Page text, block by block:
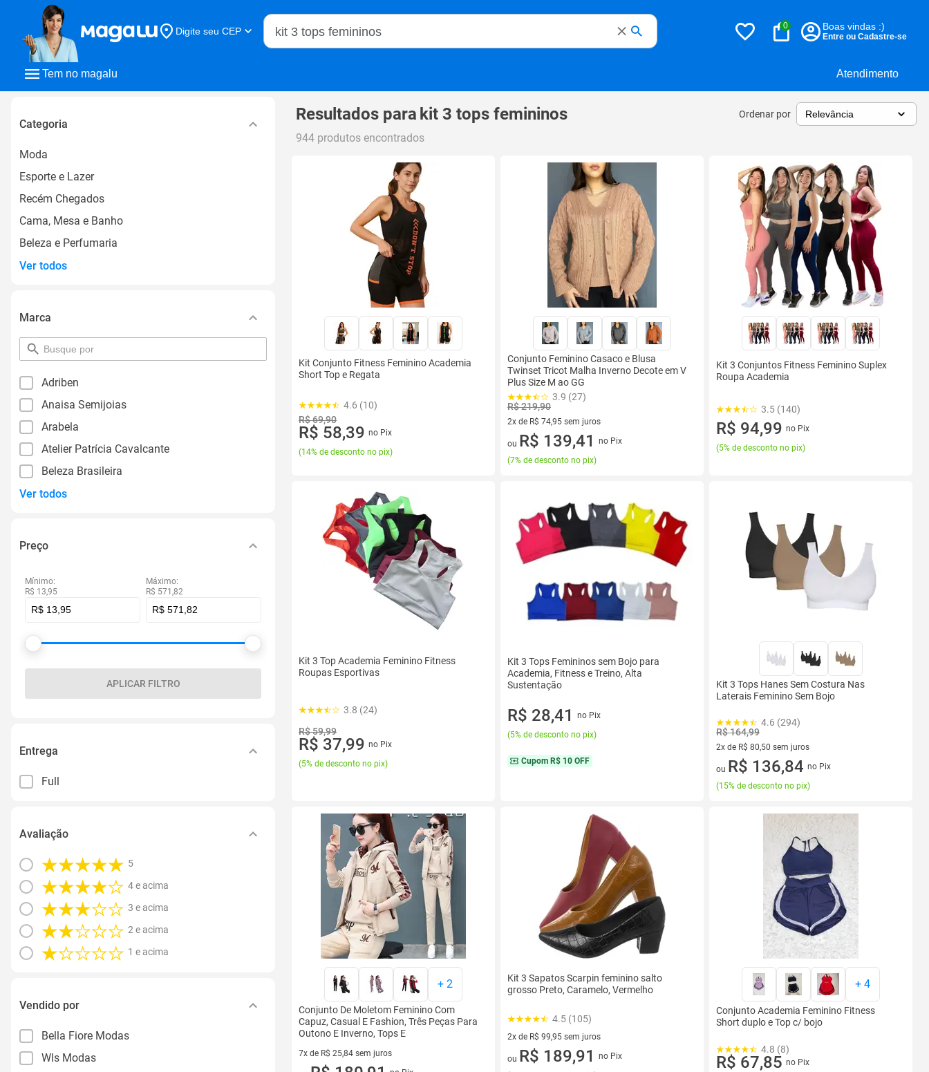
Tem no magalu Atendimento
Digite seu CEP
Buscar no Magalu
0 Boas vindas :)
Entre ou Cadastre-se
Categoria
Moda
Esporte e Lazer
Recém Chegados
Cama, Mesa e Banho
Beleza e Perfumaria
Ver todos
Marca
pesquisar
por
Adriben
Anaisa Semijoias
Arabela
Atelier Patrícia Cavalcante
Beleza Brasileira
Ver todos
Preço
Mínimo:
R$ 13,95
Máximo:
R$ 571,82
APLICAR FILTRO
Entrega
Full
Avaliação
5
4 e acima
3 e acima
2 e acima
1 e acima
Vendido por
Bella Fiore Modas
Wls Modas
Resultados para kit 3 tops femininos Ordenar por
944 produtos encontrados
Kit Conjunto Fitness Feminino Academia
Short Top e Regata
4.6 (10)
R$ 69,90
R$ 58,39 no Pix
(14% de desconto no pix)
Conjunto Feminino Casaco e Blusa
Twinset Tricot Malha Inverno Decote em V
Plus Size M ao GG
3.9 (27)
R$ 219,90
2x de R$ 74,95 sem juros
2 vez de R$ 74,95 sem juros
ou R$ 139,41
no Pix
(7% de desconto no pix)
Kit 3 Conjuntos Fitness Feminino Suplex
Roupa Academia
3.5 (140)
R$ 94,99 no Pix
(5% de desconto no pix)
Kit 3 Top Academia Feminino Fitness
Roupas Esportivas
3.8 (24)
R$ 59,99
R$ 37,99 no Pix
(5% de desconto no pix)
Kit 3 Tops Femininos sem Bojo para
Academia, Fitness e Treino, Alta
Sustentação
R$ 28,41
no Pix
(5% de desconto no pix)
Cupom R$ 10 OFF
Kit 3 Tops Hanes Sem Costura Nas
Laterais Feminino Sem Bojo
4.6 (294)
R$ 164,99
2x de R$ 80,50 sem juros
2 vez de R$ 80,50 sem juros
ou R$ 136,84 no Pix
(15% de desconto no pix)
+ 2
Conjunto De Moletom Feminino Com
Capuz, Casual E Fashion, Três Peças Para
Outono E Inverno, Tops E
7x de R$ 25,84 sem juros
7 vez de R$ 25,84 sem juros
Kit 3 Sapatos Scarpin feminino salto
grosso Preto, Caramelo, Vermelho
4.5 (105)
2x de R$ 99,95 sem juros
2 vez de R$ 99,95 sem juros
ou R$ 189,91
no Pix
+ 4
Conjunto Academia Feminino Fitness
Short duplo e Top c/ bojo
4.8 (8)
R$ 67,85 no Pix